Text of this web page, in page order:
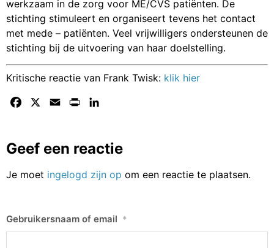
werkzaam in de zorg voor ME/CVS patiënten. De
stichting stimuleert en organiseert tevens het contact
met mede – patiënten. Veel vrijwilligers ondersteunen de
stichting bij de uitvoering van haar doelstelling.
Kritische reactie van Frank Twisk: klik hier
Facebook Email Print
Geef een reactie
Je moet ingelogd zijn op om een reactie te plaatsen.
Gebruikersnaam of email *